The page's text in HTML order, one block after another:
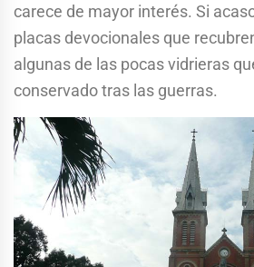
carece de mayor interés. Si
placas devocionales que
algunas de las pocas vidrieras
conservado tras las guerras.